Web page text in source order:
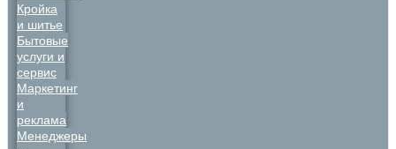
Кройка
и шитье
Бытовые
услуги и
сервис
Маркетинг
и
реклама
Менеджеры